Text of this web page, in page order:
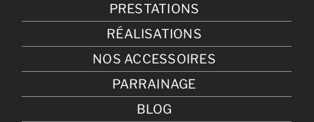
PRESTATIONS
RÉALISATIONS
NOS ACCESSOIRES
PARRAINAGE
BLOG